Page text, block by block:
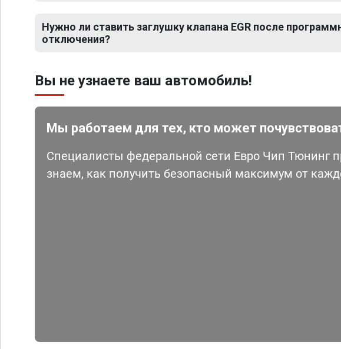
Нужно ли ставить заглушку клапана EGR после
отключения?
Вы не узнаете ваш автомобиль!
Мы работаем для тех, кто может
Специалисты федеральной сети Евро Чип Тюнинг
знаем, как получить безопасный максимум от